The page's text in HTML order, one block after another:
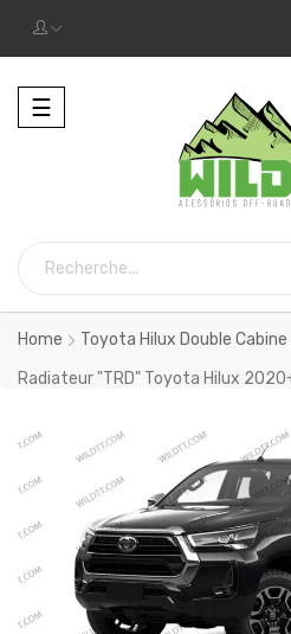
Toggle
navigation
☰
Home Toyota Hilux Double
Radiateur "TRD" Toyota Hilux